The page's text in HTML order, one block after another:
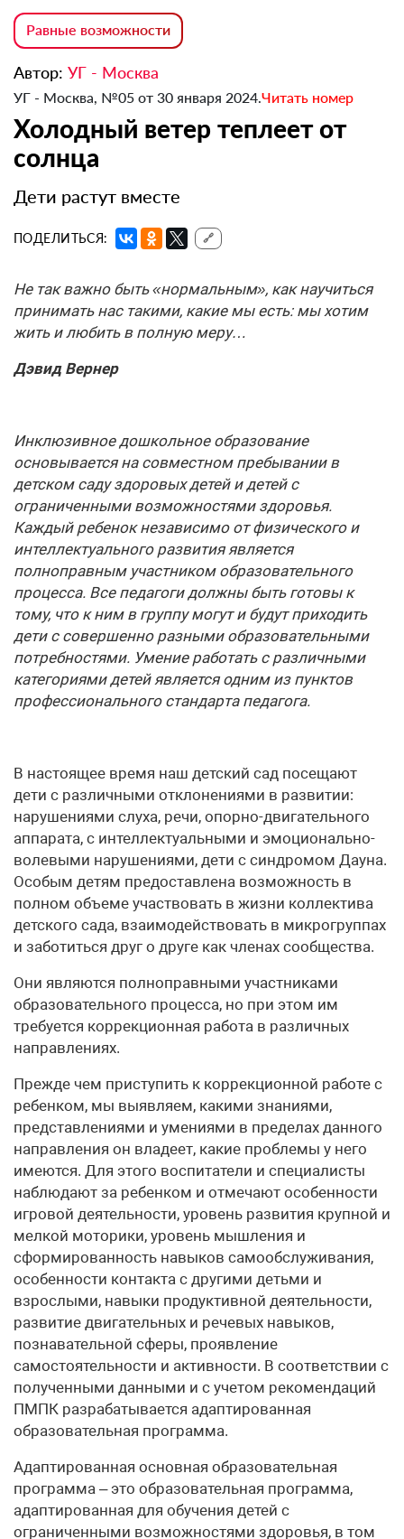
Равные возможности
Автор: УГ - Москва
УГ - Москва, №05 от 30 января 2024.Читать номер
Холодный ветер теплеет от
солнца
Дети растут вместе
ПОДЕЛИТЬСЯ: 🔗
Не так важно быть «нормальным», как научиться
принимать нас такими, какие мы есть: мы хотим
жить и любить в полную меру…
Дэвид Вернер
Инклюзивное дошкольное образование
основывается на совместном пребывании в
детском саду здоровых детей и детей с
ограниченными возможностями здоровья.
Каждый ребенок независимо от физического и
интеллектуального развития является
полноправным участником образовательного
процесса. Все педагоги должны быть готовы к
тому, что к ним в группу могут и будут приходить
дети с совершенно разными образовательными
потребностями. Умение работать с различными
категориями детей является одним из пунктов
профессионального стандарта педагога.
В настоящее время наш детский сад посещают
дети с различными отклонениями в развитии:
нарушениями слуха, речи, опорно-двигательного
аппарата, с интеллектуальными и эмоционально-
волевыми нарушениями, дети с синдромом Дауна.
Особым детям предоставлена возможность в
полном объеме участвовать в жизни коллектива
детского сада, взаимодействовать в микрогруппах
и заботиться друг о друге как членах сообщества.
Они являются полноправными участниками
образовательного процесса, но при этом им
требуется коррекционная работа в различных
направлениях.
Прежде чем приступить к коррекционной работе с
ребенком, мы выявляем, какими знаниями,
представлениями и умениями в пределах данного
направления он владеет, какие проблемы у него
имеются. Для этого воспитатели и специалисты
наблюдают за ребенком и отмечают особенности
игровой деятельности, уровень развития крупной и
мелкой моторики, уровень мышления и
сформированность навыков самообслуживания,
особенности контакта с другими детьми и
взрослыми, навыки продуктивной деятельности,
развитие двигательных и речевых навыков,
познавательной сферы, проявление
самостоятельности и активности. В соответствии с
полученными данными и с учетом рекомендаций
ПМПК разрабатывается адаптированная
образовательная программа.
Адаптированная основная образовательная
программа – это образовательная программа,
адаптированная для обучения детей с
ограниченными возможностями здоровья, в том